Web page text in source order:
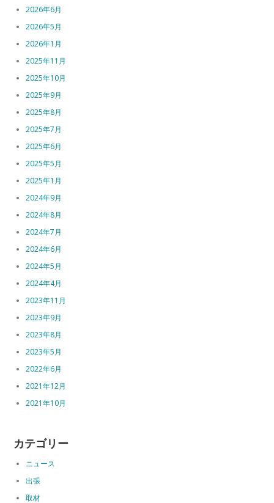
2026年6月
2026年5月
2026年1月
2025年11月
2025年10月
2025年9月
2025年8月
2025年7月
2025年6月
2025年5月
2025年1月
2024年9月
2024年8月
2024年7月
2024年6月
2024年5月
2024年4月
2023年11月
2023年9月
2023年8月
2023年5月
2022年6月
2021年12月
2021年10月
カテゴリー
ニュース
出張
取材